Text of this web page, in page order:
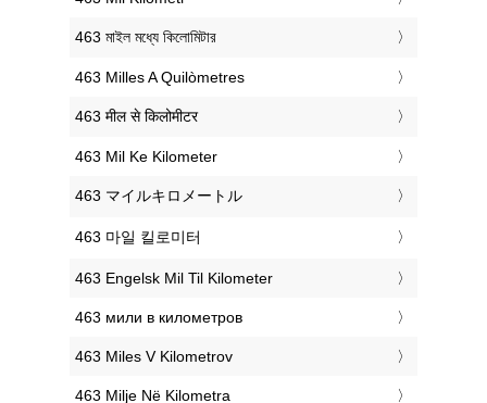
‎463 মাইল মধ্যে কিলোমিটার
‎463 Milles A Quilòmetres
‎463 मील से किलोमीटर
‎463 Mil Ke Kilometer
‎463 マイルキロメートル
‎463 마일 킬로미터
‎463 Engelsk Mil Til Kilometer
‎463 мили в километров
‎463 Miles V Kilometrov
‎463 Milje Në Kilometra